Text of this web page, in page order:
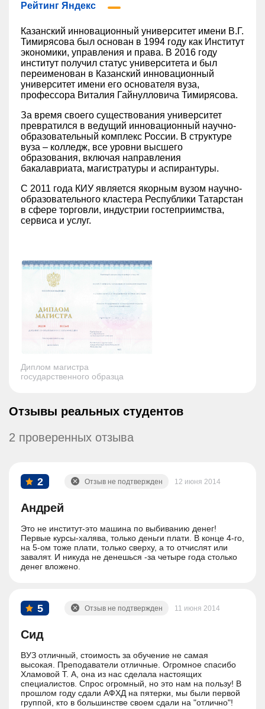
Рейтинг Яндекс
Казанский инновационный университет имени В.Г.
Тимирясова был основан в 1994 году как Институт
экономики, управления и права. В 2016 году
институт получил статус университета и был
переименован в Казанский инновационный
университет имени его основателя вуза,
профессора Виталия Гайнулловича Тимирясова.
За время своего существования университет
превратился в ведущий инновационный научно-
образовательный комплекс России. В структуре
вуза – колледж, все уровни высшего
образования, включая направления
бакалавриата, магистратуры и аспирантуры.
С 2011 года КИУ является якорным вузом научно-
образовательного кластера Республики Татарстан
в сфере торговли, индустрии гостеприимства,
сервиса и услуг.
Диплом магистра
государственного образца
Отзывы реальных студентов
2 проверенных отзыва
2
Андрей
12 июня 2014
Отзыв не подтвержден
Это не институт-это машина по выбиванию денег!
Первые курсы-халява, только деньги плати. В конце 4-го,
на 5-ом тоже плати, только сверху, а то отчислят или
завалят. И никуда не денешься -за четыре года столько
денег вложено.
5
Сид
11 июня 2014
Отзыв не подтвержден
ВУЗ отличный, стоимость за обучение не самая
высокая. Преподаватели отличные. Огромное спасибо
Хламовой Т. А, она из нас сделала настоящих
специалистов. Спрос огромный, но это нам на пользу! В
прошлом году сдали АФХД на пятерки, мы были первой
группой, кто в большинстве своем сдали на "отлично"!